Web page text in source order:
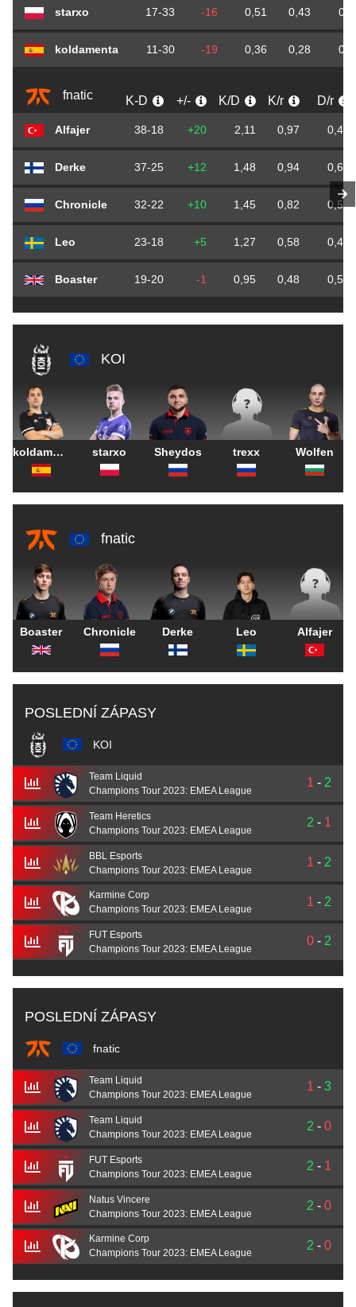
starxo 17-33 -16 0,51 0,43
koldamenta 11-30 -19 0,36 0,28
fnatic K-D +/- K/D K/r D/r
Alfajer 38-18 +20 2,11 0,97 0,46
Derke 37-25 +12 1,48 0,94 0,64
Chronicle 32-22 +10 1,45 0,82 0,56
Leo 23-18 +5 1,27 0,58 0,46
Boaster 19-20 -1 0,95 0,48 0,51
KOI
koldamenta starxo Sheydos trexx Wolfen
fnatic
Boaster Chronicle Derke Leo Alfajer
POSLEDNÍ ZÁPASY
KOI
Team Liquid
Champions Tour 2023: EMEA League
1 - 2
Team Heretics
Champions Tour 2023: EMEA League
2 - 1
BBL Esports
Champions Tour 2023: EMEA League
1 - 2
Karmine Corp
Champions Tour 2023: EMEA League
1 - 2
FUT Esports
Champions Tour 2023: EMEA League
0 - 2
POSLEDNÍ ZÁPASY
fnatic
Team Liquid
Champions Tour 2023: EMEA League
1 - 3
Team Liquid
Champions Tour 2023: EMEA League
2 - 0
FUT Esports
Champions Tour 2023: EMEA League
2 - 1
Natus Vincere
Champions Tour 2023: EMEA League
2 - 0
Karmine Corp
Champions Tour 2023: EMEA League
2 - 0